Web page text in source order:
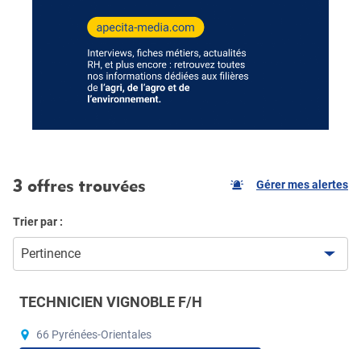
3 offres trouvées Gérer mes alertes
Trier par :
Pertinence
TECHNICIEN VIGNOBLE F/H
66 Pyrénées-Orientales